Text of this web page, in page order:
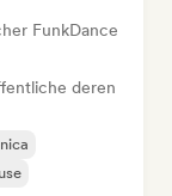
FunkDance
deren